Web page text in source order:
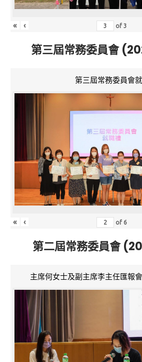
« ‹ of3
第三屆常務委員會
第三屆常務委員會
« ‹ of 6
第二屆常務委員會
主席何女士及副主席李主任匯報